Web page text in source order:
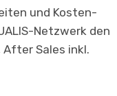
und Kosten­
Netzwerk den
After Sales inkl.